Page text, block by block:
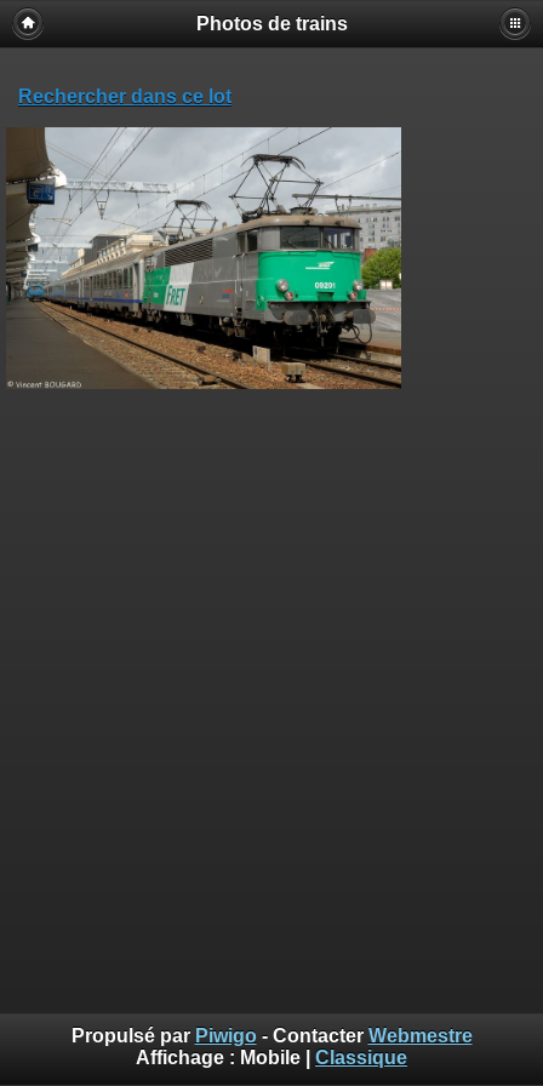
Photos de trains
Rechercher dans ce lot
Propulsé par Piwigo- Contacter Webmestre
Affichage : Mobile Classique